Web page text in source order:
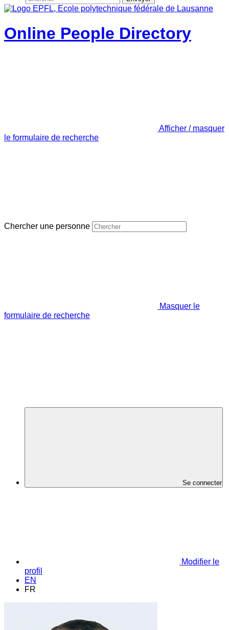
Online People Directory
Afficher / masquer
le formulaire de recherche
Chercher une personne
Masquer le
formulaire de recherche
Se connecter
Modifier le
profil
EN
FR